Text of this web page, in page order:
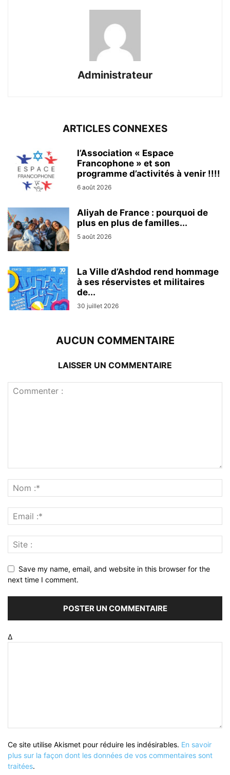
Administrateur
ARTICLES CONNEXES
l’Association « Espace
Francophone » et son
programme d’activités à venir !!!!
6 août 2026
Aliyah de France : pourquoi de
plus en plus de familles...
5 août 2026
La Ville d’Ashdod rend hommage
à ses réservistes et militaires
de...
30 juillet 2026
AUCUN COMMENTAIRE
LAISSER UN COMMENTAIRE
Save my name, email, and website in this browser for the
next time I comment.
Δ
Ce site utilise Akismet pour réduire les indésirables. En savoir
plus sur la façon dont les données de vos commentaires sont
traitées.